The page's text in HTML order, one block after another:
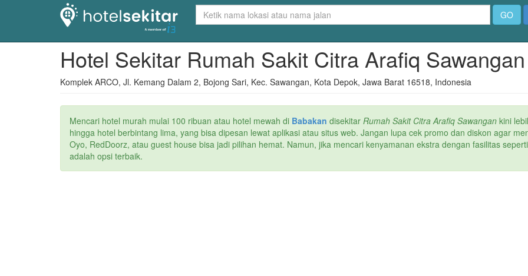
GO
Hotel Sekitar Rumah Sakit Citra Arafiq
Komplek ARCO, Jl. Kemang Dalam 2, Bojong Sari, Kec. Sawangan, Kota Depok, Jawa Barat 16518, Indonesia
Mencari hotel murah mulai 100 ribuan atau hotel mewah di Babakan disekitar Rumah Sakit Citra Arafiq Sawangan kini
hingga hotel berbintang lima, yang bisa dipesan lewat aplikasi atau situs web. Jangan lupa cek promo dan diskon agar
Oyo, RedDoorz, atau guest house bisa jadi pilihan hemat. Namun, jika mencari kenyamanan ekstra dengan fasilitas
adalah opsi terbaik.